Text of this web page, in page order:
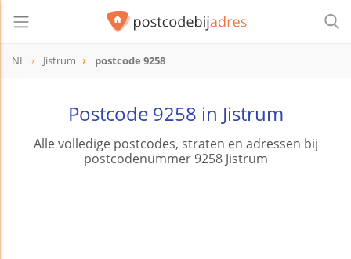
NL Jistrum postcode 9258
Postcode 9258 in Jistrum
Alle volledige postcodes, straten en adressen bij
postcodenummer 9258 Jistrum